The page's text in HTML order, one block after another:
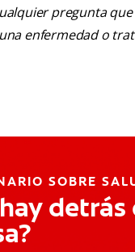
pregunta
enfermedad o
SOBRE
detrás